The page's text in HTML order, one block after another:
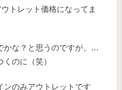
トレット価格になってま
かな？と思うのですが、…
のに（笑）
ンのみアウトレットです